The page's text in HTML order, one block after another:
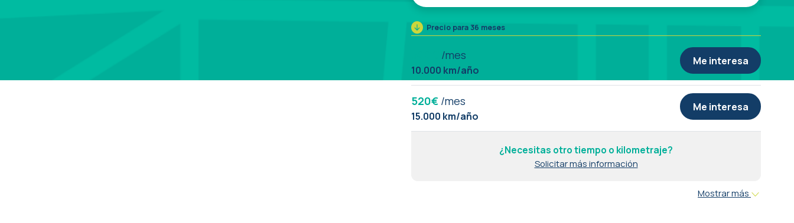
Precio para 36 meses
/mes
10.000 km/año
Me interesa
520€ /mes
15.000 km/año
Me interesa
¿Necesitas otro tiempo o kilometraje?
Solicitar más información
Mostrar más